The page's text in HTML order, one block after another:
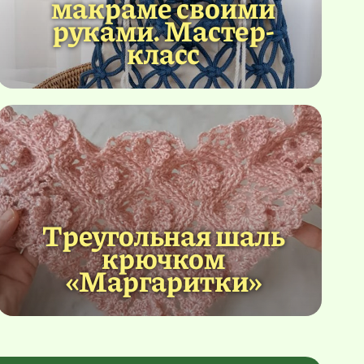
руками. Мастер-
класс
Треугольная шаль
крючком
«Маргаритки»